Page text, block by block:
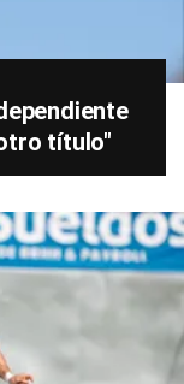
título"